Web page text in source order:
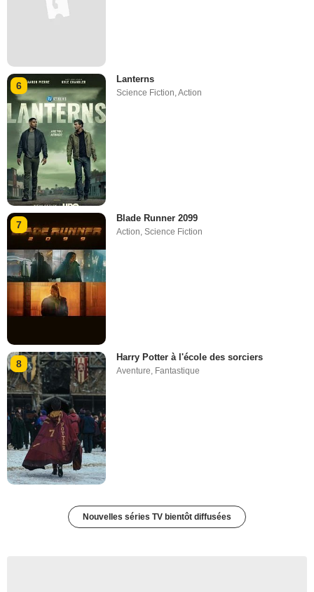
6
Lanterns
Science Fiction,Action
7
Blade Runner 2099
Action,Science Fiction
8
Harry Potter à l'école des sorciers
Aventure, Fantastique
Nouvelles séries TV bientôt diffusées